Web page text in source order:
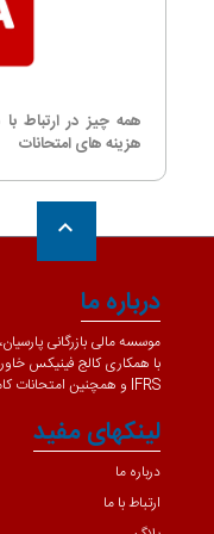
هزینه های امتحانات
keyboard_arrow_up
درباره ما
موسسه مالی بازرگانی
IFRS و همچنین امتحانات کامپیوتری ACCA را در ایران برگزار می کند .
لینکهای مفید
درباره ما
ارتباط با ما